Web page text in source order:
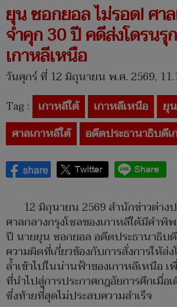
ยุน ซอกยอล ไม่รอด! ศา
จำคุก 30 ปี คดีส่งโดรนรุ
เกาหลีเหนือ
วันศุกร์ ที่ 12 มิถุนายน พ.ศ. 2569,
Tag : เกาหลีใต้ เกาหลีเหนือ
ยุ
ศาลเกาหลีใต้
อดีตประธานาธิบดีเ
12 มิถุนายน 2569 สำนักข่าวต่างป
ศาลกลางกรุงโซลของเกาหลีใต้มีคำพิ
ปี นายยุน ซอกยอล อดีตประธานาธิบ
ความผิดที่เกี่ยวข้องกับการสั่งการให้ส่
ล้ำเข้าไปในน่านฟ้าของเกาหลีเหนือ
ที่นำไปสู่การประกาศกฎอัยการศึกเมื่อ
ซึ่งท้ายที่สุดไม่ประสบความสำเร็จ